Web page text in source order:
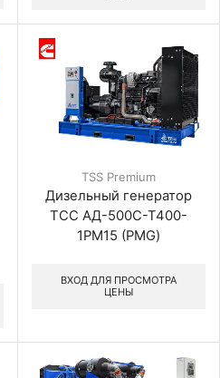
TSS Premium
Дизельный генератор
ТСС АД-500С-Т400-
1РМ15 (PMG)
ВХОД ДЛЯ ПРОСМОТРА
ЦЕНЫ